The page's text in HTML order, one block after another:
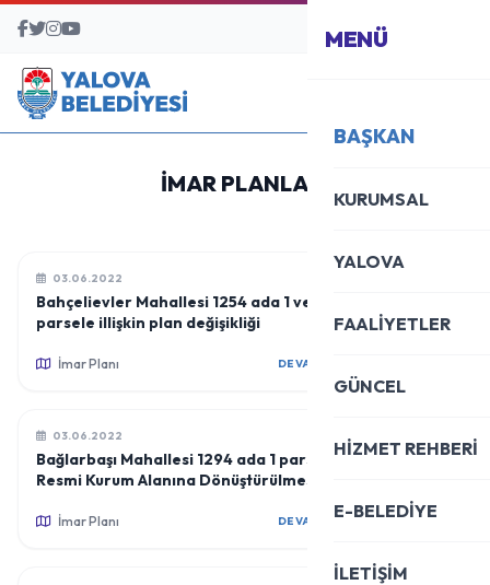
BAŞVURU MERKEZİ
MENÜ
BAŞKAN
KURUMSAL
YALOVA
FAALİYETLER
GÜNCEL
HİZMET REHBERİ
E-BELEDİYE
İLETİŞİM
İMAR PLANLARI
03.06.2022
Bahçelievler Mahallesi 1254 ada 1 ve 2
parsele illişkin plan değişikliği
İmar Planı DEVAMINI OKU
03.06.2022
Bağlarbaşı Mahallesi 1294 ada 1 parselin
Resmi Kurum Alanına Dönüştürülmesine
İmar Planı DEVAMINI OKU